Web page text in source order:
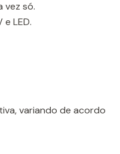
vez só.
LED.
variando de acordo